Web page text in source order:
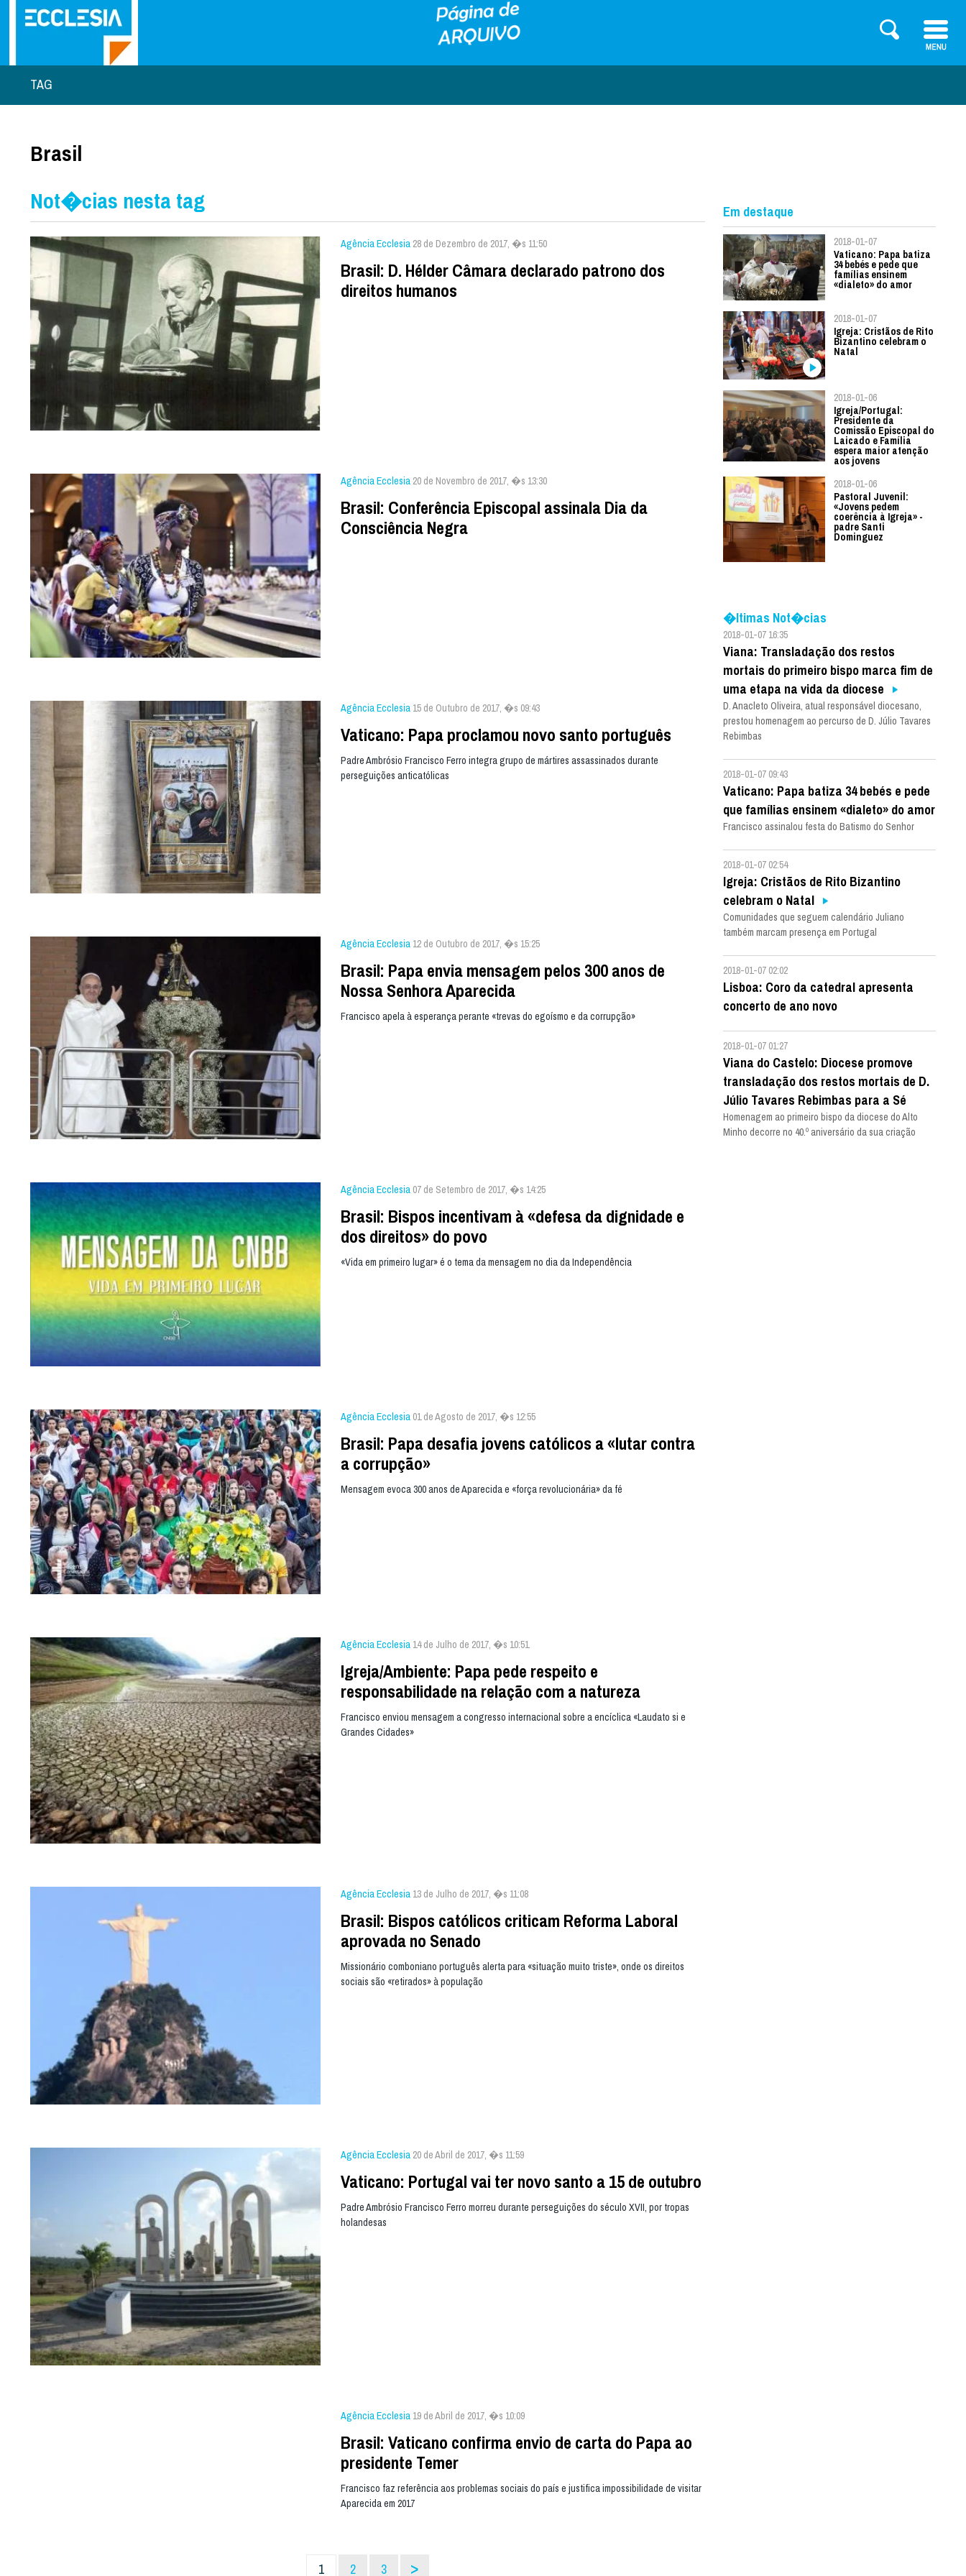
TAG
Brasil
Not�cias nesta tag
Agência Ecclesia 28 de Dezembro de 2017, �s 11:50
Brasil: D. Hélder Câmara declarado patrono dos
direitos humanos
Agência Ecclesia 20 de Novembro de 2017, �s 13:30
Brasil: Conferência Episcopal assinala Dia da
Consciência Negra
Agência Ecclesia 15 de Outubro de 2017, �s 09:43
Vaticano: Papa proclamou novo santo português
Padre Ambrósio Francisco Ferro integra grupo de mártires assassinados durante
perseguições anticatólicas
Agência Ecclesia 12 de Outubro de 2017, �s 15:25
Brasil: Papa envia mensagem pelos 300 anos de
Nossa Senhora Aparecida
Francisco apela à esperança perante «trevas do egoísmo e da corrupção»
Agência Ecclesia 07 de Setembro de 2017, �s 14:25
Brasil: Bispos incentivam à «defesa da dignidade e
dos direitos» do povo
«Vida em primeiro lugar» é o tema da mensagem no dia da Independência
Agência Ecclesia 01 de Agosto de 2017, �s 12:55
Brasil: Papa desafia jovens católicos a «lutar contra
a corrupção»
Mensagem evoca 300 anos de Aparecida e «força revolucionária» da fé
Agência Ecclesia 14 de Julho de 2017, �s 10:51
Igreja/Ambiente: Papa pede respeito e
responsabilidade na relação com a natureza
Francisco enviou mensagem a congresso internacional sobre a encíclica «Laudato si e
Grandes Cidades»
Agência Ecclesia 13 de Julho de 2017, �s 11:08
Brasil: Bispos católicos criticam Reforma Laboral
aprovada no Senado
Missionário comboniano português alerta para «situação muito triste», onde os direitos
sociais são «retirados» à população
Agência Ecclesia 20 de Abril de 2017, �s 11:59
Vaticano: Portugal vai ter novo santo a 15 de outubro
Padre Ambrósio Francisco Ferro morreu durante perseguições do século XVII, por tropas
holandesas
Agência Ecclesia 19 de Abril de 2017, �s 10:09
Brasil: Vaticano confirma envio de carta do Papa ao
presidente Temer
Francisco faz referência aos problemas sociais do país e justifica impossibilidade de visitar
Aparecida em 2017
1 2 3 >
Em destaque
2018-01-07
Vaticano: Papa batiza
34 bebés e pede que
famílias ensinem
«dialeto» do amor
2018-01-07
Igreja: Cristãos de Rito
Bizantino celebram o
Natal
2018-01-06
Igreja/Portugal:
Presidente da
Comissão Episcopal do
Laicado e Família
espera maior atenção
aos jovens
2018-01-06
Pastoral Juvenil:
«Jovens pedem
coerência à Igreja» -
padre Santi
Dominguez
�ltimas Not�cias
2018-01-07 16:35
Viana: Transladação dos restos
mortais do primeiro bispo marca fim de
uma etapa na vida da diocese
D. Anacleto Oliveira, atual responsável diocesano,
prestou homenagem ao percurso de D. Júlio Tavares
Rebimbas
2018-01-07 09:43
Vaticano: Papa batiza 34 bebés e pede
que famílias ensinem «dialeto» do amor
Francisco assinalou festa do Batismo do Senhor
2018-01-07 02:54
Igreja: Cristãos de Rito Bizantino
celebram o Natal
Comunidades que seguem calendário Juliano
também marcam presença em Portugal
2018-01-07 02:02
Lisboa: Coro da catedral apresenta
concerto de ano novo
2018-01-07 01:27
Viana do Castelo: Diocese promove
transladação dos restos mortais de D.
Júlio Tavares Rebimbas para a Sé
Homenagem ao primeiro bispo da diocese do Alto
Minho decorre no 40.º aniversário da sua criação